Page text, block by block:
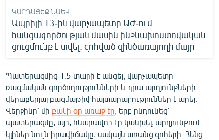
«Ազատության» բոլոր կայքերը
ԿԱՐԴԱՑԵՔ ՆԱԵՎ
Ապրիլի 13-ին վարչապետը ԱԺ-ում
հանցագործության մասին ինքնախոստովական
ցուցմունք է տվել. զոհված զինծառայողի մայր
Պատերազմից 1.5 տարի է անցել, վարչապետը
ռազմական գործողությունների և դրա արդյունքների
վերաբերյալ բազմաթիվ հայտարարություններ է արել։
Վերջինը՝ մի քանի օր առաջ էր , երբ ընդունեց՝
պատերազմը, այո, հնարավոր էր կանխել, արդյունքում
կլիներ նույն իրավիճակը, սակայն առանց զոհերի։ Հենց